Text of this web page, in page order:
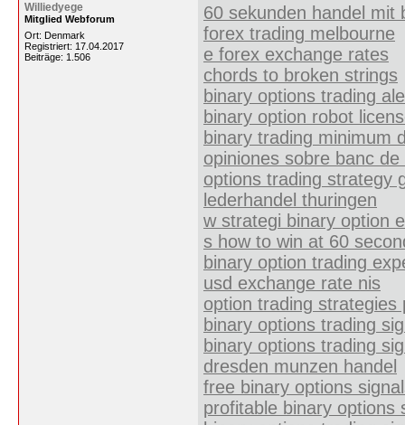
Williedyege
Mitglied Webforum
Ort: Denmark
Registriert: 17.04.2017
Beiträge: 1.506
60 sekunden handel mit
forex trading melbourne
e forex exchange rates
chords to broken strings
binary options trading
binary option robot
binary trading minimum
opiniones sobre banc de
options trading strategy
lederhandel thuringen
w strategi binary option
s how to win at 60
binary option trading
usd exchange rate nis
option trading strategies
binary options trading
binary options trading
dresden munzen handel
free binary options
profitable binary options